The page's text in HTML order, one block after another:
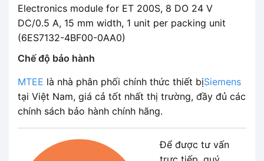
Electronics module for ET 200S, 8 DO 24 V
DC/0.5 A, 15 mm width, 1 unit per packing unit
(6ES7132-4BF00-0AA0)
Chế độ bảo hành
MTEE là nhà phân phối chính thức thiết bịSiemens
tại Việt Nam, giá cả tốt nhất thị trường, đầy đủ các
chính sách bảo hành chính hãng.
Để được tư vấn